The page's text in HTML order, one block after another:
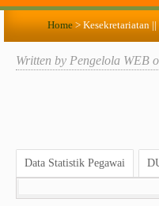
Home > Kesekretariatan
Written by Pengelola WEB
Data Statistik Pegawai